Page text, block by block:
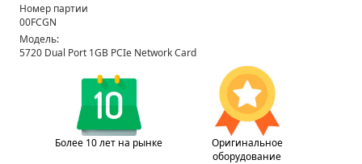
Номер партии
00FCGN
Модель:
5720 Dual Port 1GB PCIe Network Card
Более 10 лет на рынке
Оригинальное
оборудование